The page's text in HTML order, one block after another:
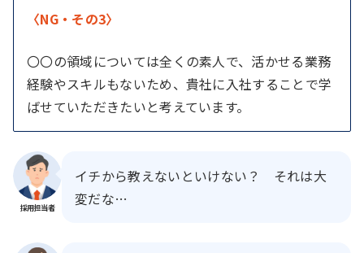
〈NG・その3〉
〇〇の領域については全くの素人で、活かせる業務
経験やスキルもないため、貴社に入社することで学
ばせていただきたいと考えています。
採用担当者
イチから教えないといけない？ それは大
変だな…